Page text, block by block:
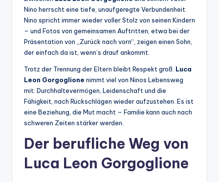
Nino herrscht eine tiefe, unaufgeregte Verbundenheit.
Nino spricht immer wieder voller Stolz von seinen Kindern
– und Fotos von gemeinsamen Auftritten, etwa bei der
Präsentation von „Zurück nach vorn“, zeigen einen Sohn,
der einfach da ist, wenn’s drauf ankommt.
Trotz der Trennung der Eltern bleibt Respekt groß. Luca
Leon Gorgoglione nimmt viel von Ninos Lebensweg
mit: Durchhaltevermögen, Leidenschaft und die
Fähigkeit, nach Rückschlägen wieder aufzustehen. Es ist
eine Beziehung, die Mut macht – Familie kann auch nach
schweren Zeiten stärker werden.
Der berufliche Weg von
Luca Leon Gorgoglione